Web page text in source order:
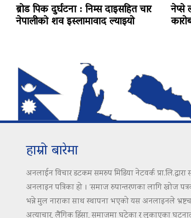
ब्रोड पिक दुर्घटना : निम्स दाइसहित चार
नेपालीको शव इस्लामावाद ल्याइयो
नेप्से
हाम्रो बारेमा
अनलाईन विचार डटकम समरुप मिडिया नेटवर्क प्रा.लि.द्वारा
अनलाइन पत्रिका हो । ‘समाज रुपान्तरणका लागि खोज
भन्ने मुल नाराका साथ स्थापना भएको यस अनलाइनले